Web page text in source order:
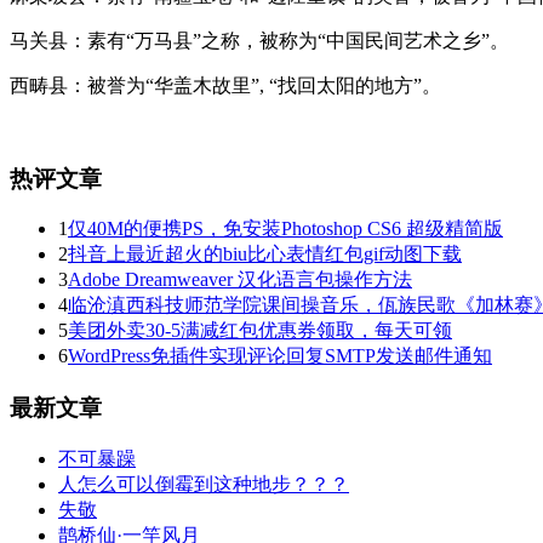
马关县：素有“万马县”之称，被称为“中国民间艺术之乡”。
西畴县：被誉为“华盖木故里”, “找回太阳的地方”。
热评文章
1仅40M的便携PS，免安装Photoshop CS6 超级精简版
2抖音上最近超火的biu比心表情红包gif动图下载
3Adobe Dreamweaver 汉化语言包操作方法
4临沧滇西科技师范学院课间操音乐，佤族民歌《加林赛
5美团外卖30-5满减红包优惠券领取，每天可领
6WordPress免插件实现评论回复SMTP发送邮件通知
最新文章
不可暴躁
人怎么可以倒霉到这种地步？？？
失敬
鹊桥仙·一竿风月